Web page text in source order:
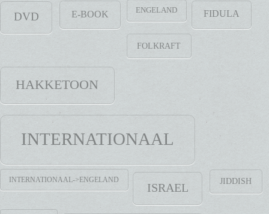
DVD E-BOOK ENGELAND FIDULA
FOLKRAFT
HAKKETOON
INTERNATIONAAL
INTERNATIONAAL->ENGELAND
ISRAEL
JIDDISH